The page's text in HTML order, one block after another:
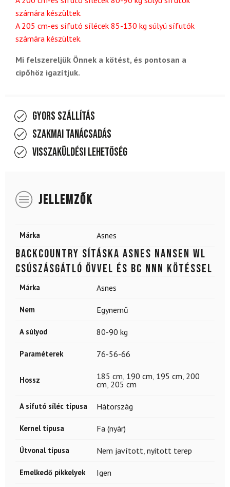
számára készültek.
A 205 cm-es sífutó sílécek 85-130 kg súlyú sífutók
számára készültek.
Mi felszereljük Önnek a kötést, és pontosan a
cipőhöz igazítjuk.
Gyors szállítás
Szakmai tanácsadás
Visszaküldési lehetőség
JELLEMZŐK
Márka Asnes
Backcountry sításka ASNES Nansen WL
csúszásgátló övvel és BC NNN kötéssel
Márka Asnes
Nem Egynemű
A súlyod 80-90 kg
Paraméterek 76-56-66
Hossz 185 cm 190 cm 195 cm 200
cm 205 cm
A sífutó síléc típusa Hátország
Kernel típusa Fa (nyár)
Útvonal típusa Nem javított nyitott terep
Emelkedő pikkelyek Igen